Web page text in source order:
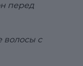
перед
волосы с